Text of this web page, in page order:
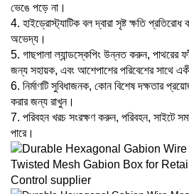
ভেঙে পড়ে না।
4. হাইড্রোস্ট্যাটিক বল দ্বারা সৃষ্ট ক্ষতি
অভেদ্য।
5. গাছপালা ল্যান্ডস্কেপিং উন্নত করুন, পাথরের
জন্য সহায়ক, এবং আশেপাশের পরিবেশের সাথে
6. নির্মাণটি সুবিধাজনক, কোন বিশেষ দক্ষতার
করার জন্য রাখুন।
7. পরিবহন খরচ সংরক্ষণ করুন, পরিবহন, সাইটে
পারে।